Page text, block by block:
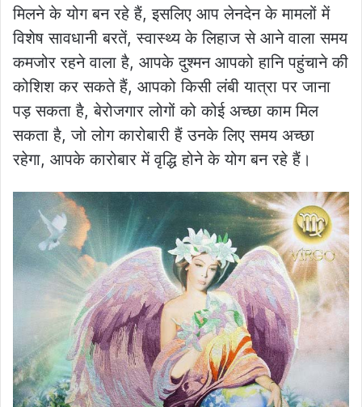
मिलने के योग बन रहे हैं, इसलिए आप लेनदेन के मामलों में
विशेष सावधानी बरतें, स्वास्थ्य के लिहाज से आने वाला समय
कमजोर रहने वाला है, आपके दुश्मन आपको हानि पहुंचाने की
कोशिश कर सकते हैं, आपको किसी लंबी यात्रा पर जाना
पड़ सकता है, बेरोजगार लोगों को कोई अच्छा काम मिल
सकता है, जो लोग कारोबारी हैं उनके लिए समय अच्छा
रहेगा, आपके कारोबार में वृद्धि होने के योग बन रहे हैं।